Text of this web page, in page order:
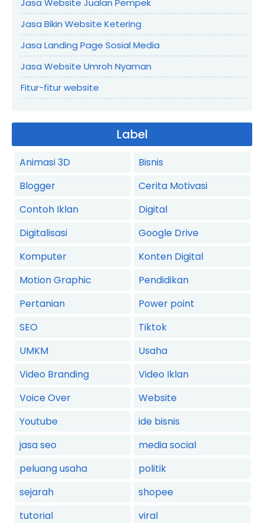
Jasa Website Jualan Pempek
Jasa Bikin Website Ketering
Jasa Landing Page Sosial Media
Jasa Website Umroh Nyaman
Fitur-fitur website
Label
Animasi 3D
Bisnis
Blogger
Cerita Motivasi
Contoh Iklan
Digital
Digitalisasi
Google Drive
Komputer
Konten Digital
Motion Graphic
Pendidikan
Pertanian
Power point
SEO
Tiktok
UMKM
Usaha
Video Branding
Video Iklan
Voice Over
Website
Youtube
ide bisnis
jasa seo
media social
peluang usaha
politik
sejarah
shopee
tutorial
viral